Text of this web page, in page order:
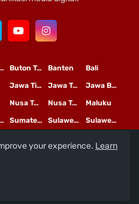
Bali
Banten
Buton Tengah
Jawa Barat
Jawa Tengah
Jawa Timur
Maluku
Nusa Tenggara Barat
Nusa Tenggara Timur
Sulawesi Tengah
Sulawesi Utara
Sumatera Barat
Selatan
Liputan Kini Mediatama
your experience. Learn